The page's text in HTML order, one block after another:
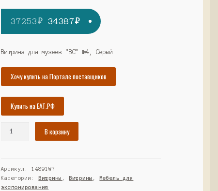
37253₽ Первоначальная
цена
составляла
37253₽.
34387₽Текущая
цена:
34387₽.
Витрина для музеев "ВС" №4, Серый
Хочу купить на Портале поставщиков
Купить на ЕАТ.РФ
музеев
"ВС"
В корзину
Артикул:14891W7
Категории:Витрины ,Витрины ,Мебель для
экспонирования